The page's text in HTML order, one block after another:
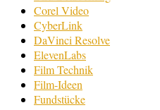
Corel Video
CyberLink
DaVinci Resolve
ElevenLabs
Film Technik
Film-Ideen
Fundstücke